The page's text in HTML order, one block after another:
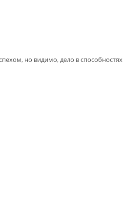
но видимо, дело в способностях